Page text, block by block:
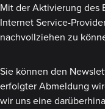
Mit der Aktivierung des
Internet Service-
nachvollziehen zu
Sie können den
erfolgter Abmeldung
wir uns eine